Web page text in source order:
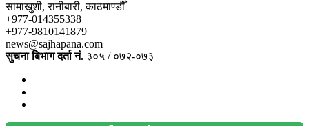
सामाखुशी, रानीबारी, काठमाण्डौँ
+977-014355338
+977-9810141879
news@sajhapana.com
सुचना बिभाग दर्ता नं. ३०५ / ०७२-०७३